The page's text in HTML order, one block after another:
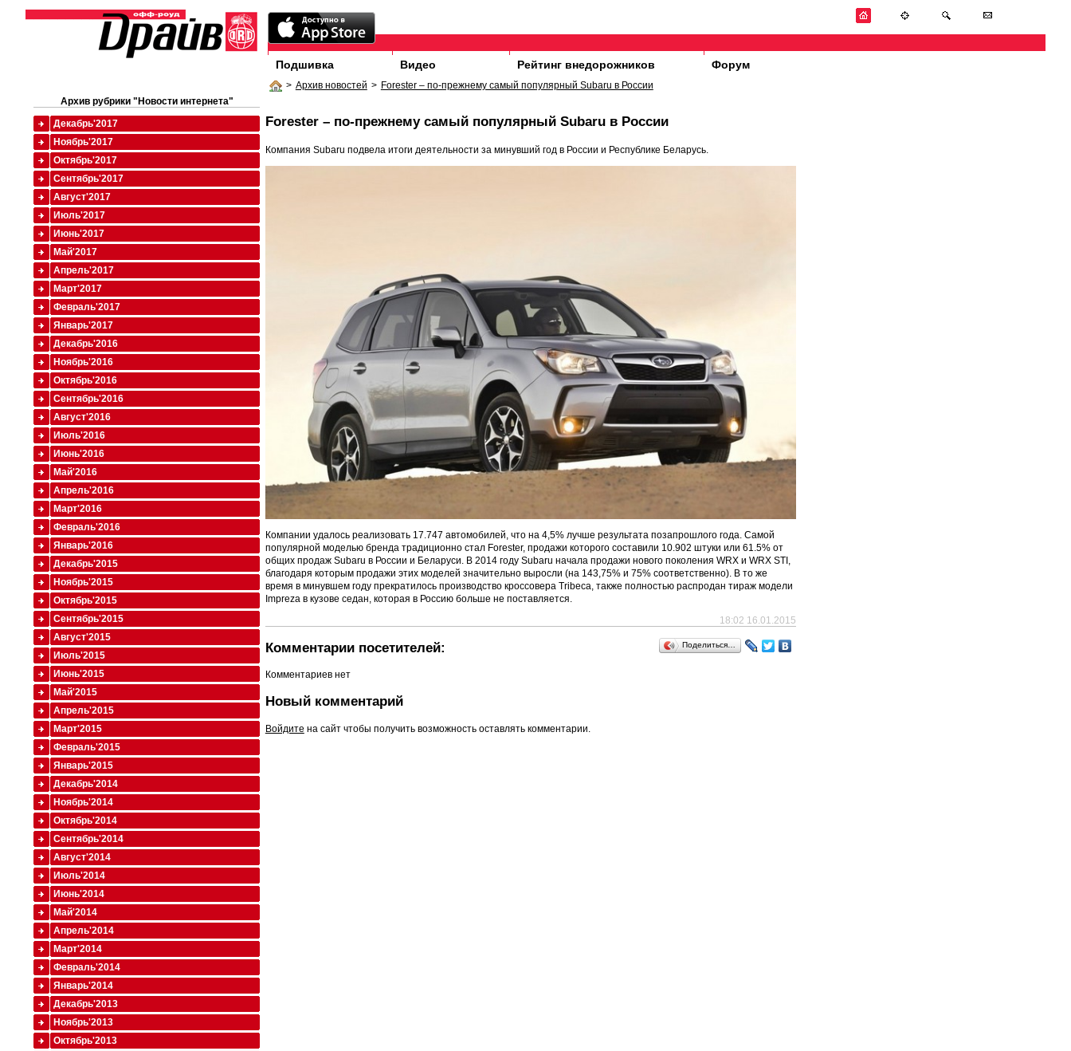
Подшивка Видео Рейтинг внедорожников Форум
> Архив новостей > Forester – по-прежнему самый популярный Subaru в России
Forester – по-прежнему самый популярный Subaru в России
Компания Subaru подвела итоги деятельности за минувший год в России и Республике Беларусь.
Компании удалось реализовать 17.747 автомобилей, что на 4,5% лучше результата позапрошлого года. Самой
популярной моделью бренда традиционно стал Forester, продажи которого составили 10.902 штуки или 61.5% от
общих продаж Subaru в России и Беларуси. В 2014 году Subaru начала продажи нового поколения WRX и WRX STI,
благодаря которым продажи этих моделей значительно выросли (на 143,75% и 75% соответственно). В то же
время в минувшем году прекратилось производство кроссовера Tribeca, также полностью распродан тираж модели
Impreza в кузове седан, которая в Россию больше не поставляется.
18:02 16.01.2015
Поделиться…
Комментарии посетителей:
Комментариев нет
Новый комментарий
Войдите на сайт чтобы получить возможность оставлять комментарии.
Архив рубрики "Новости интернета"
Декабрь'2017
Ноябрь'2017
Октябрь'2017
Сентябрь'2017
Август'2017
Июль'2017
Июнь'2017
Май'2017
Апрель'2017
Март'2017
Февраль'2017
Январь'2017
Декабрь'2016
Ноябрь'2016
Октябрь'2016
Сентябрь'2016
Август'2016
Июль'2016
Июнь'2016
Май'2016
Апрель'2016
Март'2016
Февраль'2016
Январь'2016
Декабрь'2015
Ноябрь'2015
Октябрь'2015
Сентябрь'2015
Август'2015
Июль'2015
Июнь'2015
Май'2015
Апрель'2015
Март'2015
Февраль'2015
Январь'2015
Декабрь'2014
Ноябрь'2014
Октябрь'2014
Сентябрь'2014
Август'2014
Июль'2014
Июнь'2014
Май'2014
Апрель'2014
Март'2014
Февраль'2014
Январь'2014
Декабрь'2013
Ноябрь'2013
Октябрь'2013